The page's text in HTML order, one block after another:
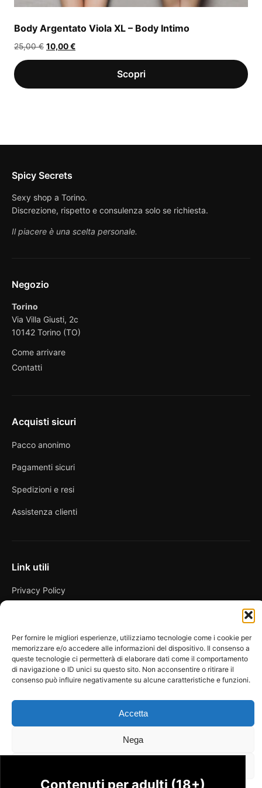
Per fornire le migliori esperienze, utilizziamo tecnologie come i cookie per
memorizzare e/o accedere alle informazioni del dispositivo. Il consenso a
queste tecnologie ci permetterà di elaborare dati come il comportamento
di navigazione o ID unici su questo sito. Non acconsentire o ritirare il
consenso può influire negativamente su alcune caratteristiche e funzioni.
Accetta
Nega
Body Argentato Viola XL – Body Intimo
25,00€ Il
prezzo
10,00€Il
prezzo
Spicy Secrets
Sexy shop a Torino.
Discrezione, rispetto e consulenza solo se richiesta.
Il piacere è una scelta personale.
Negozio
Torino
Via Villa Giusti, 2c
10142 Torino (TO)
Come arrivare
Contatti
Acquisti sicuri
Pacco anonimo
Pagamenti sicuri
Spedizioni e resi
Assistenza clienti
Link utili
Privacy Policy
Cookie Policy
FAQ
La Bottega dei Desideri di D’Avascio Enrico
Pagamenti gestiti tramite circuiti sicuri e certificati.
Contenuti per adulti (18+)